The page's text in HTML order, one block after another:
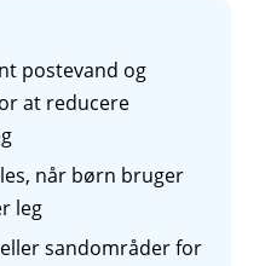
postevand og
at reducere
når børn bruger
leg
sandområder for